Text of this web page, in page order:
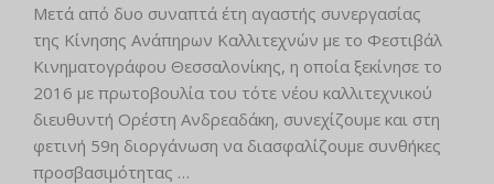
Μετά από δυο συναπτά έτη αγαστής συνεργασίας
της Κίνησης Ανάπηρων Καλλιτεχνών με το Φεστιβάλ
Κινηματογράφου Θεσσαλονίκης, η οποία ξεκίνησε το
2016 με πρωτοβουλία του τότε νέου καλλιτεχνικού
διευθυντή Ορέστη Ανδρεαδάκη, συνεχίζουμε και στη
φετινή 59η διοργάνωση να διασφαλίζουμε συνθήκες
προσβασιμότητας …